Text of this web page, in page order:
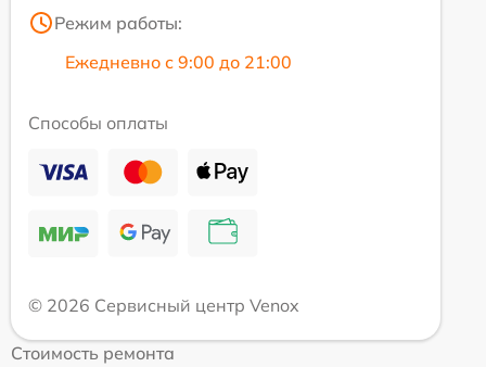
Режим работы:
Ежедневно с 9:00 до 21:00
Способы оплаты
© 2026 Сервисный центр Venox
Стоимость ремонта